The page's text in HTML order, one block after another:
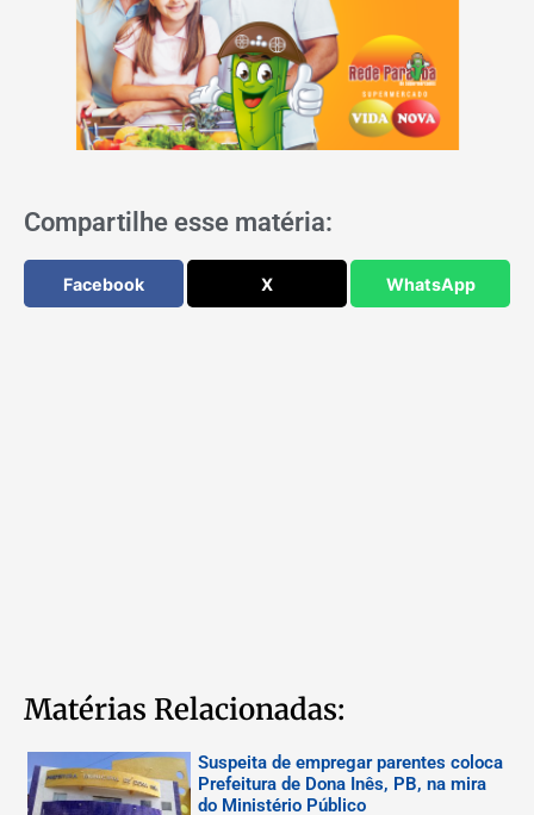
Compartilhe esse matéria:
Facebook X WhatsApp
Matérias Relacionadas:
Suspeita de empregar parentes coloca
Prefeitura de Dona Inês, PB, na mira
do Ministério Público